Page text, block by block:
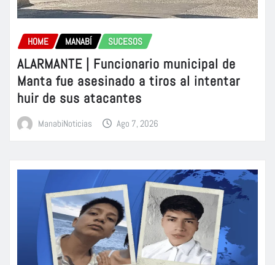
HOME MANABÍ SUCESOS
ALARMANTE | Funcionario municipal de
Manta fue asesinado a tiros al intentar
huir de sus atacantes
ManabiNoticias Ago 7, 2026